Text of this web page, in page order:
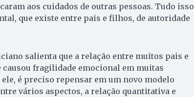
aos cuidados de outras pessoas. Tudo isso
que existe entre pais e filhos, de autoridade
salienta que a relação entre muitos pais e
fragilidade emocional em muitas
é preciso repensar em um novo modelo
vários aspectos, a relação quantitativa e